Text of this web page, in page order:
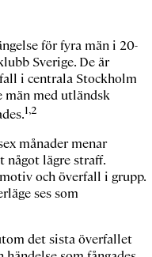
för fyra män i 20-
Sverige. De är
i centrala Stockholm
män med utländsk
1,2
månader menar
något lägre straff.
och överfall i grupp.
ses som
det sista överfallet